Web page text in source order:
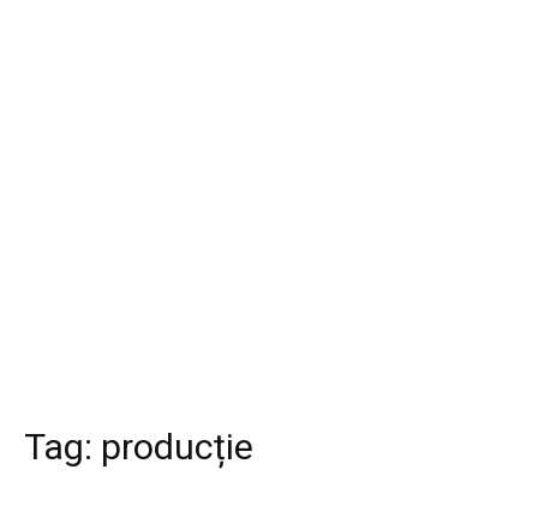
Tag: producție